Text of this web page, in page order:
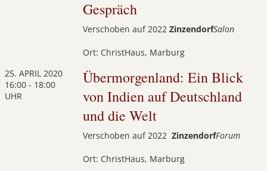
Gespräch
Verschoben auf 2022ZinzendorfSalon
Ort: ChristHaus, Marburg
25. APRIL 2020
16:00 - 18:00
UHR
Übermorgenland: Ein Blick
von Indien auf Deutschland
und die Welt
Verschoben auf 2022ZinzendorfForum
Ort: ChristHaus, Marburg